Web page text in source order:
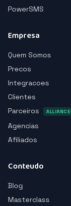
PowerSMS
Empresa
Quem Somos
Precos
Integracoes
Clientes
Parceiros
ALLIANCE
Agencias
Afiliados
Conteudo
Blog
Masterclass